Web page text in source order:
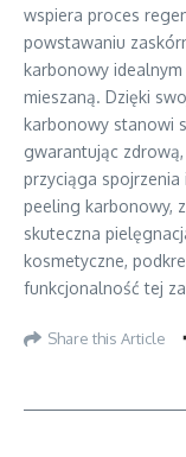
wspiera proces
powstawaniu
karbonowy
mieszaną. Dzięki
karbonowy stanowi
gwarantując
przyciąga spojrzenia
peeling karbonowy,
skuteczna
kosmetyczne,
funkcjonalność tej
Share this Article